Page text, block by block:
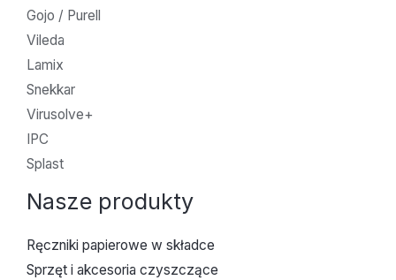
Gojo / Purell
Vileda
Lamix
Snekkar
Virusolve+
IPC
Splast
Nasze produkty
Ręczniki papierowe w składce
Sprzęt i akcesoria czyszczące